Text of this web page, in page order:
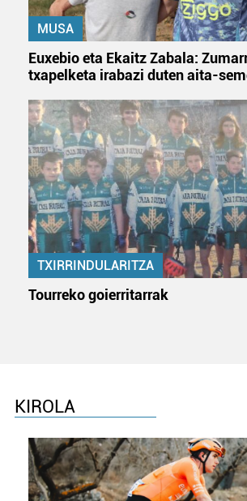
MUSA
Euxebio eta Ekaitz Zabala:
txapelketa irabazi duten aita-
TXIRRINDULARITZA
Tourreko goierritarrak
KIROLA